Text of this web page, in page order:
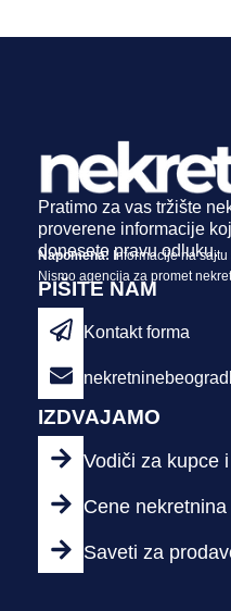
Pratimo za vas tržište
proverene informacije
donesete pravu odluku.
Napomena: Informacije na
Nismo agencija za promet
PIŠITE NAM
Kontakt forma
IZDVAJAMO
Vodiči za kupce
Cene
Saveti za